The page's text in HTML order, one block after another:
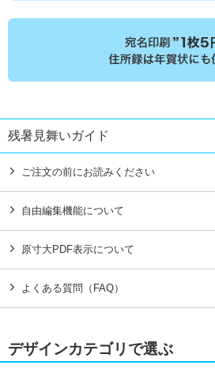
残暑見舞いガイド
ご注文の前にお読みください
自由編集機能について
原寸大PDF表示について
よくある質問（FAQ）
デザインカテゴリで選ぶ